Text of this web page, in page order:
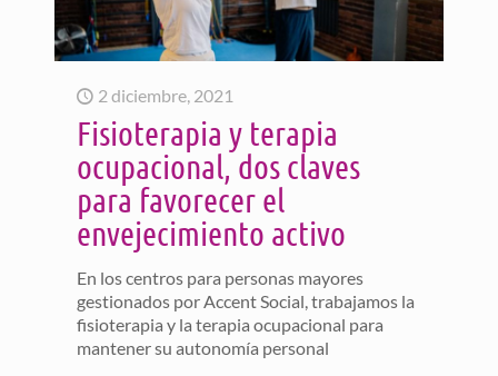
2 diciembre, 2021
Fisioterapia y terapia
ocupacional, dos claves
para favorecer el
envejecimiento activo
En los centros para personas mayores
gestionados por Accent Social, trabajamos la
fisioterapia y la terapia ocupacional para
mantener su autonomía personal